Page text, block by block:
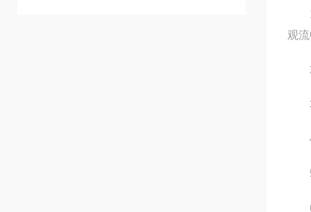
1.
观
2.
3.
4.
5.
6.